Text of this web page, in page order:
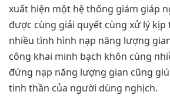
xuất hiện một hệ thống giám giáp
được cùng giải quyết cùng xử lý
nhiều tình hình nạp năng lượng
công khai minh bạch khôn cùng
đứng nạp năng lượng gian cũng
tinh thần của người dùng nghịch.